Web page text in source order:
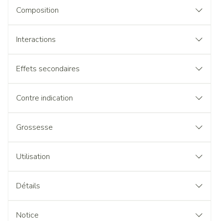
Composition
Interactions
Effets secondaires
Contre indication
Grossesse
Utilisation
Détails
Notice